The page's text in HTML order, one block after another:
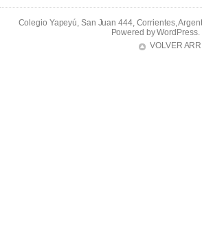
Colegio Yapeyú, San Juan 444, Corrientes,
Powered byWordPress.
VOLVER